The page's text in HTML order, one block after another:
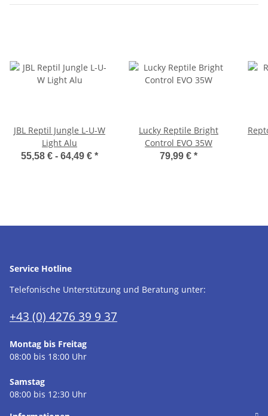
JBL Reptil Jungle L-U-W
Light Alu
55,58 € - 64,49 € *
Lucky Reptile Bright
Control EVO 35W
79,99 € *
Service Hotline
Telefonische Unterstützung und Beratung unter:
+43 (0) 4276 39 9 37
Montag bis Freitag
08:00 bis 18:00 Uhr
Samstag
08:00 bis 12:30 Uhr